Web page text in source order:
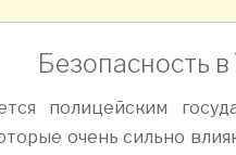
Безопасность
полицейским
очень сильно